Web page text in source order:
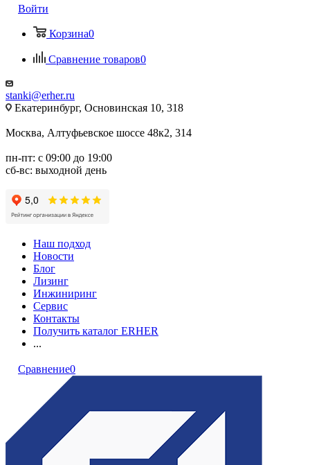
Войти
Корзина0
Сравнение товаров0
stanki@erher.ru
Екатеринбург, Основинская 10, 318
Москва, Алтуфьевское шоссе 48к2, 314
пн-пт: с 09:00 до 19:00
сб-вс: выходной день
Наш подход
Новости
Блог
Лизинг
Инжиниринг
Сервис
Контакты
Получить каталог ERHER
...
Сравнение0